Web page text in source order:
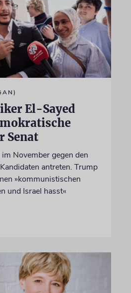
El-Sayed
Senat
November gegen den
antreten. Trump
»kommunistischen
und Israel hasst«